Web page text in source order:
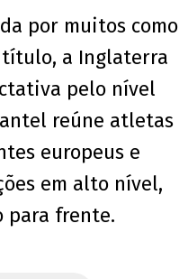
por muitos como
a Inglaterra
pelo nível
reúne atletas
europeus e
em alto nível,
para frente.